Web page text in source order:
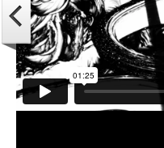
Patchwork Isabelle